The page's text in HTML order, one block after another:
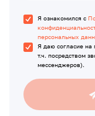
Я ознакомился с
персональных
Я даю согласие на
т.ч. посредством
мессенджеров).